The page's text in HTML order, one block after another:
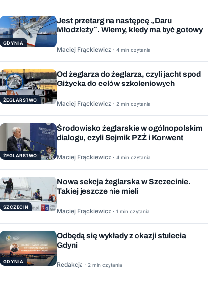
GDYNIA
Jest przetarg na następcę „Daru
Młodzieży”. Wiemy, kiedy ma być gotowy
Maciej Frąckiewicz · 4 min czytania
ŻEGLARSTWO
Od żeglarza do żeglarza, czyli jacht spod
Giżycka do celów szkoleniowych
Maciej Frąckiewicz · 2 min czytania
ŻEGLARSTWO
Środowisko żeglarskie w ogólnopolskim
dialogu, czyli Sejmik PZŻ i Konwent
Maciej Frąckiewicz · 4 min czytania
SZCZECIN
Nowa sekcja żeglarska w Szczecinie.
Takiej jeszcze nie mieli
Maciej Frąckiewicz · 1 min czytania
GDYNIA
Odbędą się wykłady z okazji stulecia
Gdyni
Redakcja · 2 min czytania